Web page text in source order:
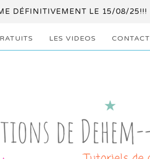
DÉFINITIVEMENT LE 15/08/25!!!
LES VIDEOS CONTACT